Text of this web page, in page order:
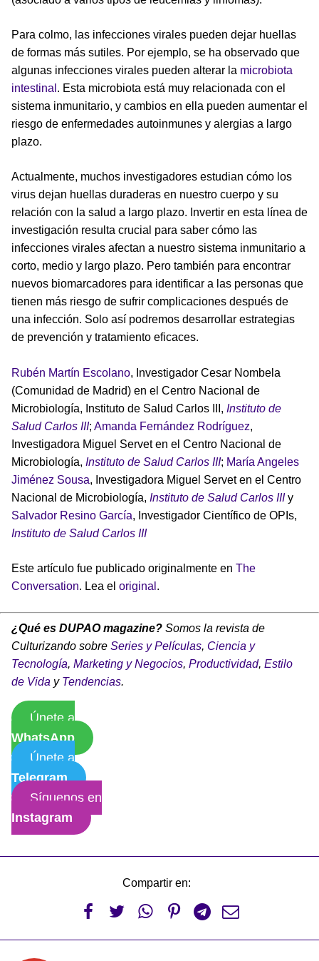
Para colmo, las infecciones virales pueden dejar huellas
de formas más sutiles. Por ejemplo, se ha observado que
algunas infecciones virales pueden alterar la microbiota
intestinal . Esta microbiota está muy relacionada con el
sistema inmunitario, y cambios en ella pueden aumentar el
riesgo de enfermedades autoinmunes y alergias a largo
plazo.
Actualmente, muchos investigadores estudian cómo los
virus dejan huellas duraderas en nuestro cuerpo y su
relación con la salud a largo plazo. Invertir en esta línea de
investigación resulta crucial para saber cómo las
infecciones virales afectan a nuestro sistema inmunitario a
corto, medio y largo plazo. Pero también para encontrar
nuevos biomarcadores para identificar a las personas que
tienen más riesgo de sufrir complicaciones después de
una infección. Solo así podremos desarrollar estrategias
de prevención y tratamiento eficaces.
Rubén Martín Escolano, Investigador Cesar Nombela
(Comunidad de Madrid) en el Centro Nacional de
Microbiología, Instituto de Salud Carlos III, Instituto de
Salud Carlos III; Amanda Fernández Rodríguez,
Investigadora Miguel Servet en el Centro Nacional de
Microbiología, Instituto de Salud Carlos III; María Angeles
Jiménez Sousa, Investigadora Miguel Servet en el Centro
Nacional de Microbiología, Instituto de Salud Carlos IIIy
Salvador Resino García, Investigador Científico de OPIs,
Instituto de Salud Carlos III
Este artículo fue publicado originalmente en The
Conversation. Lea el original .
¿Qué es DUPAO magazine? Somos la revista de
Culturizando sobre Series y Películas, Ciencia y
Tecnología, Marketing y Negocios, Productividad, Estilo
de Vida y Tendencias.
Únete a
WhatsApp
Únete a
Telegram
Síguenos en
Instagram
Compartir en:
     